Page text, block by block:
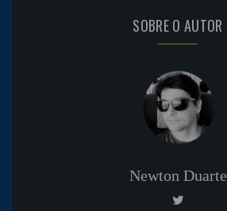
SOBRE O AUTOR
Newton Duarte